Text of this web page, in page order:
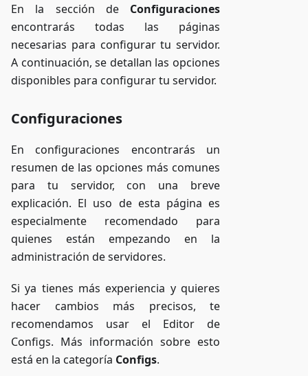
En la sección de Configuraciones
encontrarás todas las páginas
necesarias para configurar tu servidor.
A continuación, se detallan las opciones
disponibles para configurar tu servidor.
Configuraciones
En configuraciones encontrarás un
resumen de las opciones más comunes
para tu servidor, con una breve
explicación. El uso de esta página es
especialmente recomendado para
quienes están empezando en la
administración de servidores.
Si ya tienes más experiencia y quieres
hacer cambios más precisos, te
recomendamos usar el Editor de
Configs. Más información sobre esto
está en la categoría Configs.